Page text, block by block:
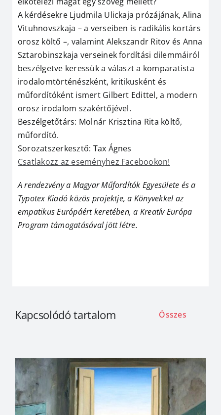
A kérdésekre Ljudmila Ulickaja prózájának, Alina
Vituhnovszkaja – a verseiben is radikális kortárs
orosz költő –, valamint Alekszandr Ritov és Anna
Sztarobinszkaja verseinek fordítási dilemmáiról
beszélgetve keressük a választ a komparatista
irodalomtörténészként, kritikusként és
műfordítóként ismert Gilbert Edittel, a modern
orosz irodalom szakértőjével.
Beszélgetőtárs: Molnár Krisztina Rita költő,
műfordító.
Sorozatszerkesztő: Tax Ágnes
Csatlakozz az eseményhez Facebookon!
A rendezvény a Magyar Műfordítók Egyesülete és a
Typotex Kiadó közös projektje, a Könyvekkel az
empatikus Európáért keretében, a Kreatív Európa
Program támogatásával jött létre.
Kapcsolódó tartalom Összes